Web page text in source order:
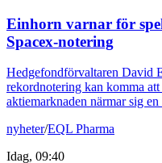
Einhorn varnar för
Spacex-notering
Hedgefondförvaltaren David
rekordnotering kan komma att
aktiemarknaden närmar sig
nyheter/EQL Pharma
Idag, 09:40